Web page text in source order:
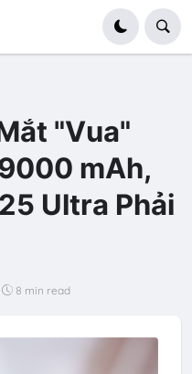
"Vua"
mAh,
Ultra Phải
8 min read